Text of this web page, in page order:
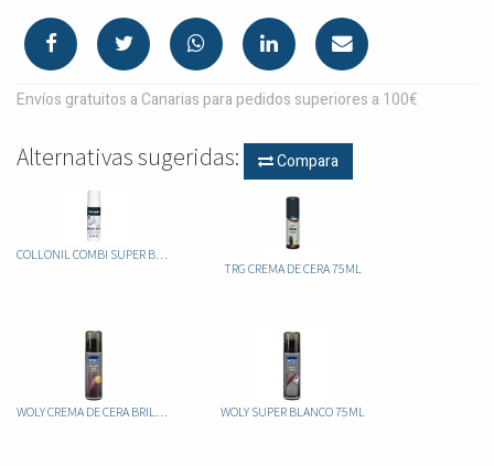
Envíos gratuitos a Canarias para pedidos superiores a 100€
Alternativas sugeridas: Compara
TRG CREMA DE CERA 75ML
WOLY SUPER BLANCO 75ML